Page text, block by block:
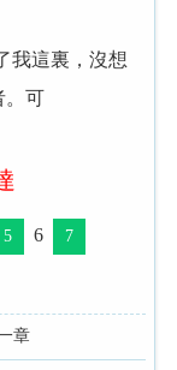
我這裏，沒想
。可
5 6 7
章